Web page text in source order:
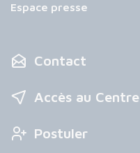
Espace presse
Contact
Accès au Centre
Postuler